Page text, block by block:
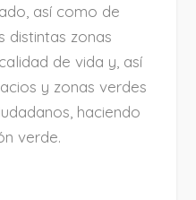
así como de
distintas zonas
de vida y, así
y zonas verdes
haciendo
verde.